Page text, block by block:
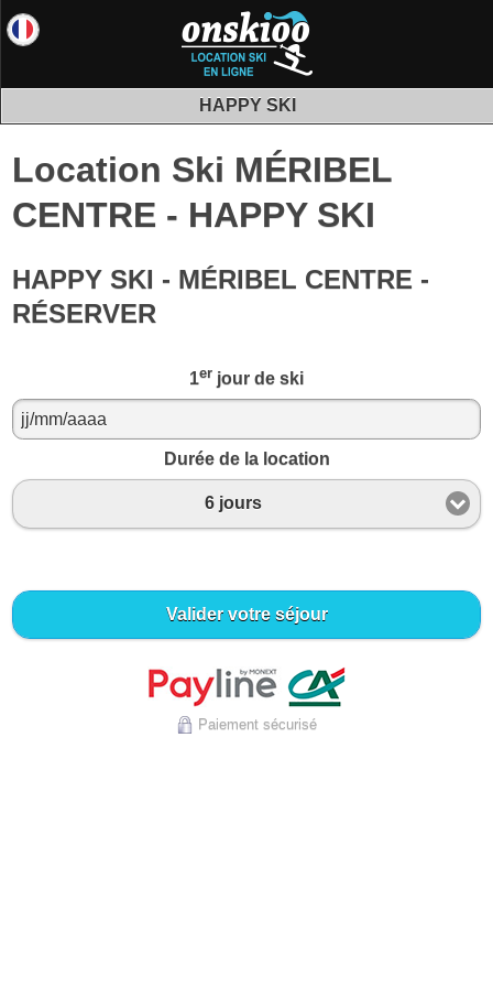
HAPPY SKI
Location Ski MÉRIBEL
CENTRE - HAPPY SKI
HAPPY SKI - MÉRIBEL CENTRE -
RÉSERVER
1er jour de ski
Durée de la location
6 jours
Valider votre séjour
Paiement sécurisé